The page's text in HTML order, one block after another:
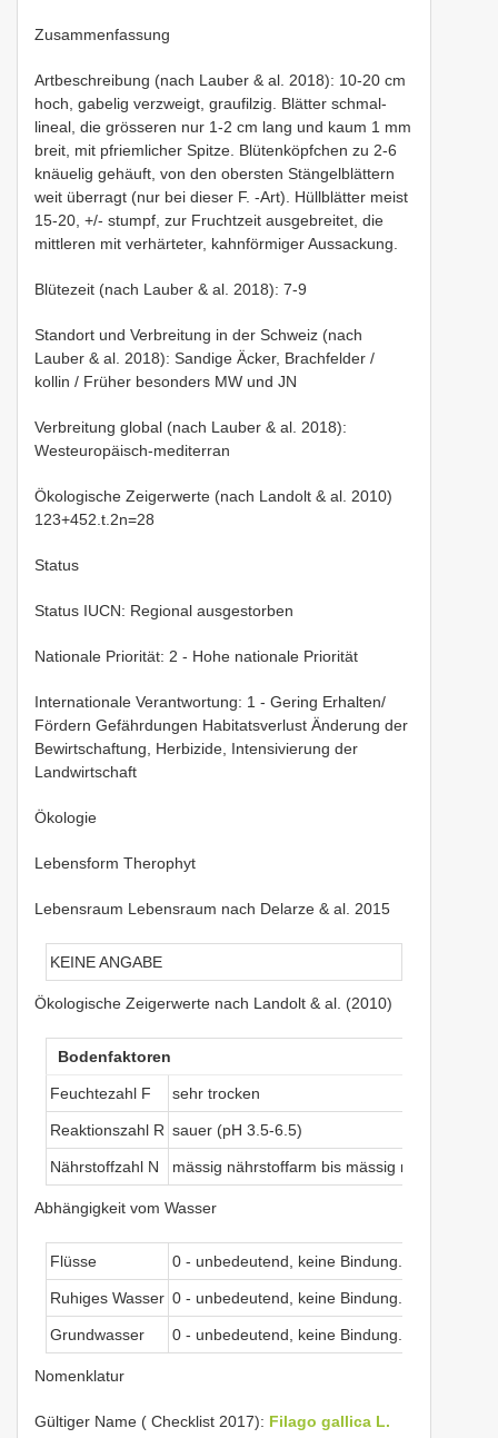
Zusammenfassung
Artbeschreibung (nach Lauber & al. 2018): 10-20 cm
hoch, gabelig verzweigt, graufilzig. Blätter schmal-
lineal, die grösseren nur 1-2 cm lang und kaum 1 mm
breit, mit pfriemlicher Spitze. Blütenköpfchen zu 2-6
knäuelig gehäuft, von den obersten Stängelblättern
weit überragt (nur bei dieser F. -Art). Hüllblätter meist
15-20, +/- stumpf, zur Fruchtzeit ausgebreitet, die
mittleren mit verhärteter, kahnförmiger Aussackung.
Blütezeit (nach Lauber & al. 2018): 7-9
Standort und Verbreitung in der Schweiz (nach
Lauber & al. 2018): Sandige Äcker, Brachfelder /
kollin / Früher besonders MW und JN
Verbreitung global (nach Lauber & al. 2018):
Westeuropäisch-mediterran
Ökologische Zeigerwerte (nach Landolt & al. 2010)
123+452.t.2n=28
Status
Status IUCN: Regional ausgestorben
Nationale Priorität: 2 - Hohe nationale Priorität
Internationale Verantwortung: 1 - Gering Erhalten/
Fördern Gefährdungen Habitatsverlust Änderung der
Bewirtschaftung, Herbizide, Intensivierung der
Landwirtschaft
Ökologie
Lebensform Therophyt
Lebensraum Lebensraum nach Delarze & al. 2015
KEINE ANGABE
Ökologische Zeigerwerte nach Landolt & al. (2010)
Bodenfaktoren
Feuchtezahl F sehr trocken
Reaktionszahl R sauer (pH 3.5-6.5)
Nährstoffzahl N mässig nährstoffarm bis mässig nährstoffreich
Abhängigkeit vom Wasser
Flüsse 0 - unbedeutend, keine Bindung.
Ruhiges Wasser 0 - unbedeutend, keine Bindung.
Grundwasser 0 - unbedeutend, keine Bindung.
Nomenklatur
Gültiger Name ( Checklist 2017): Filago gallica L.